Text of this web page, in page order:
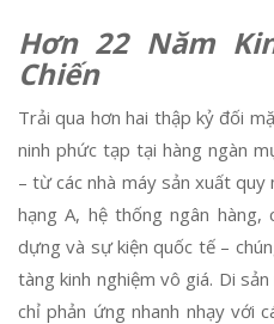
Hơn 22 Năm
Chiến
Trải qua hơn hai thập kỷ đối
ninh phức tạp tại hàng ngàn
– từ các nhà máy sản xuất
hạng A, hệ thống ngân
dựng và sự kiện quốc tế –
tàng kinh nghiệm vô giá. Di
chỉ phản ứng nhanh nhạy với